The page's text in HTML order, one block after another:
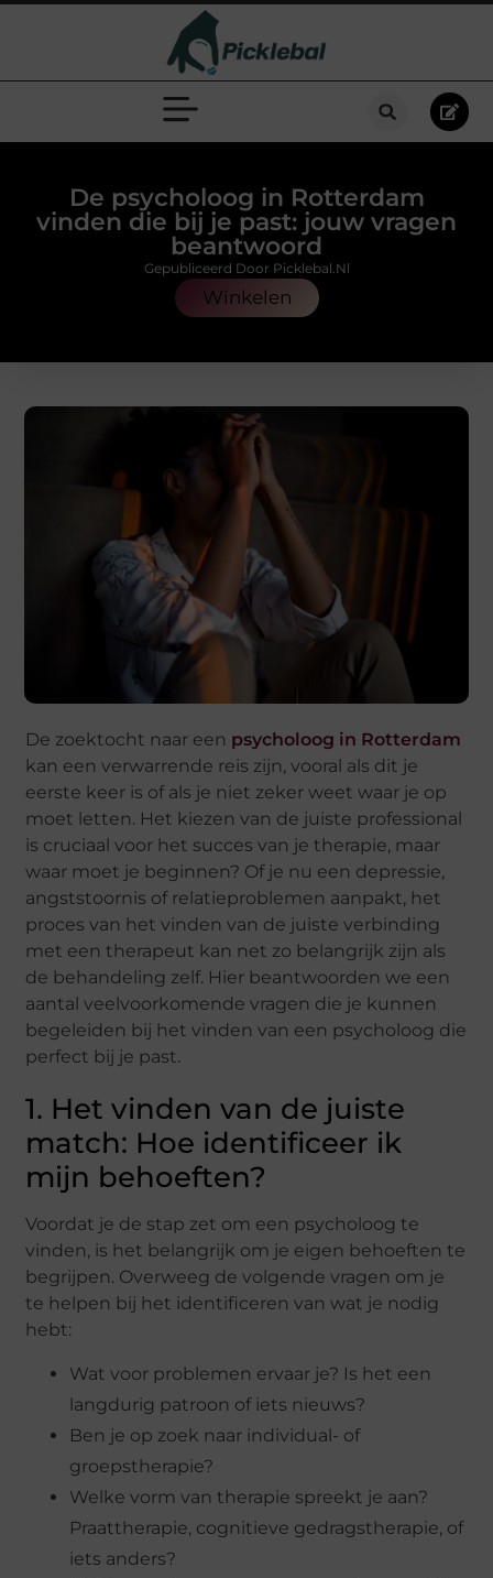
De psycholoog in Rotterdam
vinden die bij je past: jouw vragen
beantwoord
Winkelen
Gepubliceerd Door Picklebal.nl
De zoektocht naar een psycholoog in Rotterdam
kan een verwarrende reis zijn, vooral als dit je
eerste keer is of als je niet zeker weet waar je op
moet letten. Het kiezen van de juiste professional
is cruciaal voor het succes van je therapie, maar
waar moet je beginnen? Of je nu een depressie,
angststoornis of relatieproblemen aanpakt, het
proces van het vinden van de juiste verbinding
met een therapeut kan net zo belangrijk zijn als
de behandeling zelf. Hier beantwoorden we een
aantal veelvoorkomende vragen die je kunnen
begeleiden bij het vinden van een psycholoog die
perfect bij je past.
1. Het vinden van de juiste
match: Hoe identificeer ik
mijn behoeften?
Voordat je de stap zet om een psycholoog te
vinden, is het belangrijk om je eigen behoeften te
begrijpen. Overweeg de volgende vragen om je
te helpen bij het identificeren van wat je nodig
hebt:
Wat voor problemen ervaar je? Is het een
langdurig patroon of iets nieuws?
Ben je op zoek naar individual- of
groepstherapie?
Welke vorm van therapie spreekt je aan?
Praattherapie, cognitieve gedragstherapie, of
iets anders?